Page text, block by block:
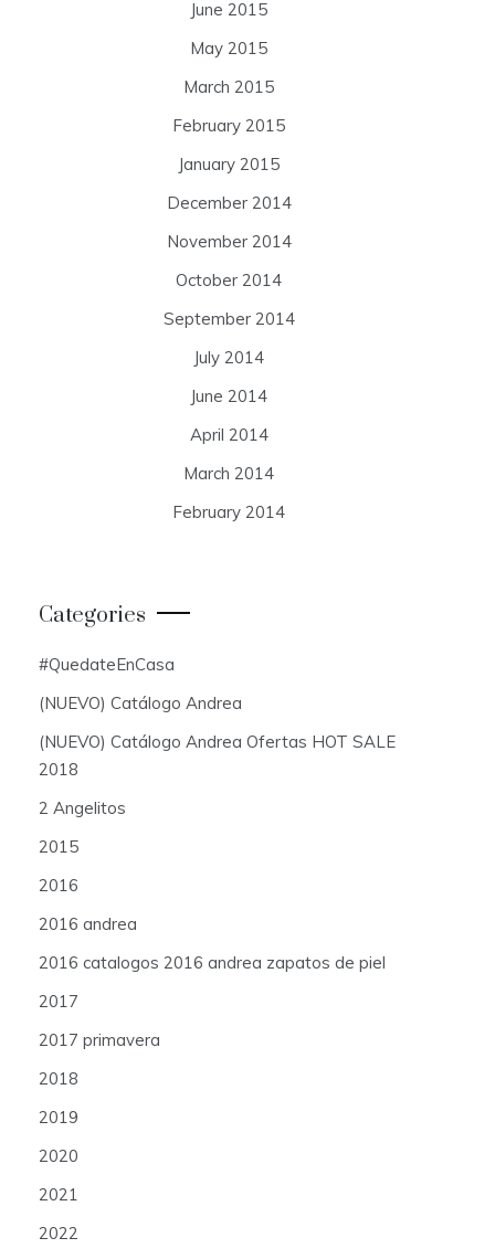
June 2015
May 2015
March 2015
February 2015
January 2015
December 2014
November 2014
October 2014
September 2014
July 2014
June 2014
April 2014
March 2014
February 2014
Categories
#QuedateEnCasa
(NUEVO) Catálogo Andrea
(NUEVO) Catálogo Andrea Ofertas HOT SALE
2018
2 Angelitos
2015
2016
2016 andrea
2016 catalogos 2016 andrea zapatos de piel
2017
2017 primavera
2018
2019
2020
2021
2022